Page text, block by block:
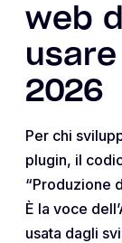
web
usare
2026
Per chi
plugin, il
“Produzione
È la voce
usata dagli